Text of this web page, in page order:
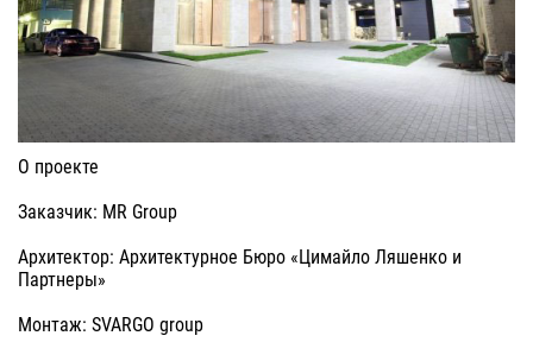
О проекте
Заказчик: MR Group
Архитектор: Архитектурное Бюро «Цимайло Ляшенко и
Партнеры»
Монтаж: SVARGO group